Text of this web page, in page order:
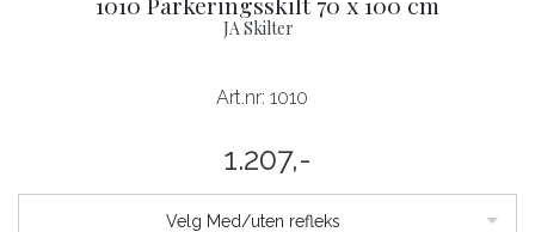
JA Skilter
Art.nr: 1010
1.207,-
Velg Med/uten refleks